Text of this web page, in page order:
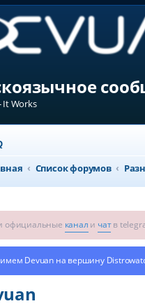
It Works
Список форумов
официальные канал и чатв
Devuan на вершину